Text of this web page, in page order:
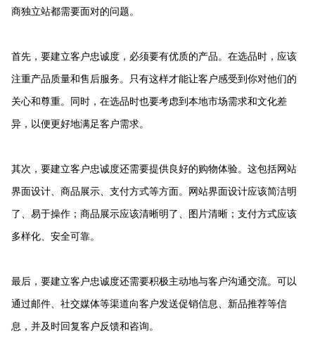
商独立站都需要面对的问题。
首先，要建立客户忠诚度，必须要有优质的产品。在选品时，应该
注重产品质量和售后服务。只有这样才能让客户感受到你对他们的
关心和尊重。同时，在选品时也要考虑到本地市场需求和文化差
异，以便更好地满足客户需求。
其次，要建立客户忠诚度还需要提供良好的购物体验。这包括网站
界面设计、商品展示、支付方式等方面。网站界面设计应该简洁明
了、易于操作；商品展示应该清晰明了、图片清晰；支付方式应该
多样化、安全可靠。
最后，要建立客户忠诚度还需要积极主动地与客户沟通交流。可以
通过邮件、社交媒体等渠道向客户发送促销信息、新品推荐等信
息，并及时回复客户反馈和咨询。